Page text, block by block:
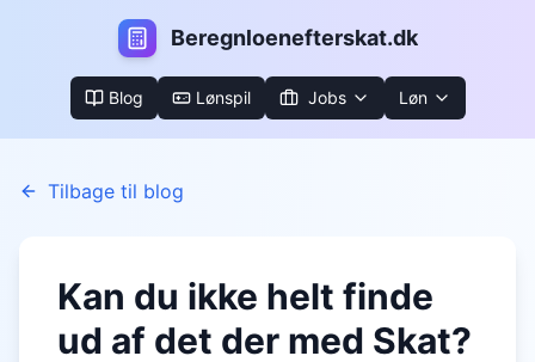
Beregnloenefterskat.dk
Blog Lønspil Jobs Løn
Tilbage til blog
Kan du ikke helt finde
ud af det der med Skat?